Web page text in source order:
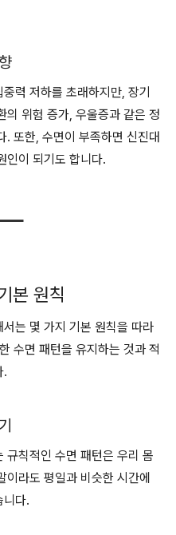
력 저하를 초래하지만, 장기
의 위험 증가, 우울증과 같은 정
. 또한, 수면이 부족하면 신진대
인이 되기도 합니다.
본 원칙
는 몇 가지 기본 원칙을 따라
수면 패턴을 유지하는 것과 적
.
규칙적인 수면 패턴은 우리 몸
라도 평일과 비슷한 시간에
니다.